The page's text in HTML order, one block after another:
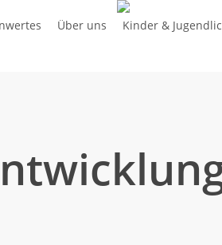
Über uns Kinder &